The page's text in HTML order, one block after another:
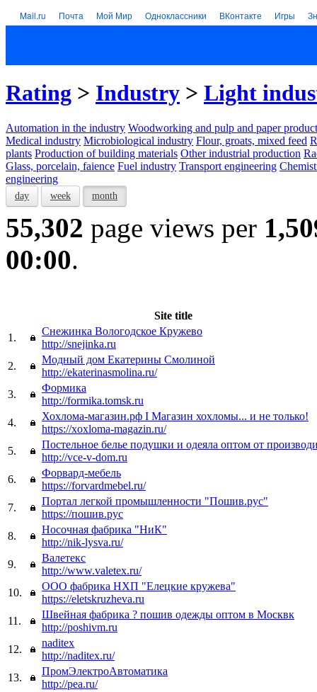
Mail.ru Почта Мой Мир Одноклассники ВКонтакте Игры
Rating > Industry > Light
Automation in the industry Woodworking and pulp and paper
Medical industry Microbiological industry Flour, groats, mixed feed
plants Production of building materials Other industrial production
Glass, porcelain, faience Fuel industry Transport engineering
engineering
day week month
55,302 page views per
00:00.
Site title
1.
Снежинка Вологодское Кружево
http://snejinka.ru
2.
Модный дом Екатерины Смолиной
http://ekaterinasmolina.ru/
3.
Формика
http://formika.tomsk.ru
4.
Хохлома-магазин.рф I Магазин хохломы... и не только!
https://xoxloma-magazin.ru/
5.
Постельное белье подушки и одеяла оптом от
http://vce-v-dom.ru
6.
Форвард-мебель
https://forvardmebel.ru/
7.
Портал легкой промышленности "Пошив.рус"
https://пошив.рус
8.
Носочная фабрика "НиК"
http://nik-lysva.ru/
9.
Валетекс
http://www.valetex.ru/
10.
ООО фабрика НХП "Елецкие кружева"
https://eletskruzheva.ru
11.
Швейная фабрика ? пошив одежды оптом в Москвк
http://poshivm.ru
12.
naditex
http://naditex.ru/
13.
ПромЭлектроАвтоматика
http://pea.ru/